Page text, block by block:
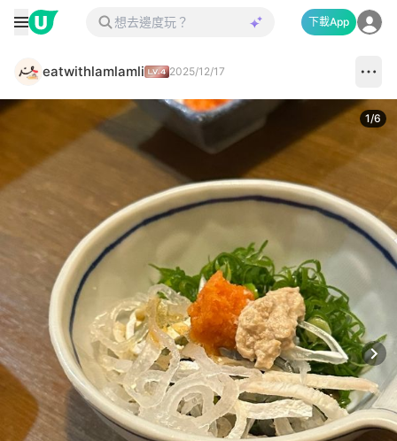
下載App
eatwithlamlamli 2025/12/17
1/6